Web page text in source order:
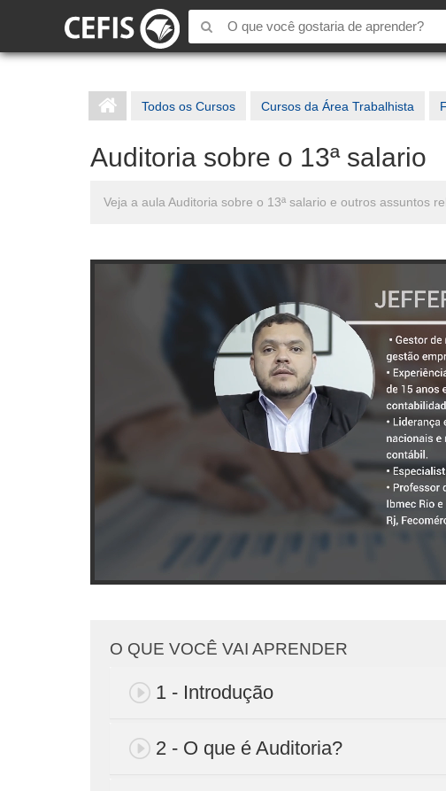
Todos os Cursos Cursos da Área Trabalhista
Auditoria sobre o 13ª salario
Veja a aula Auditoria sobre o 13ª salario e outros assuntos
O QUE VOCÊ VAI APRENDER
1 - Introdução
2 - O que é Auditoria?